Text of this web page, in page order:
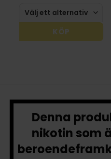
KÖP
Denna
nikotin som